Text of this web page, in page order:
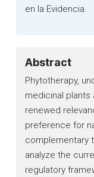
en la Evidencia.
Abstract
Phytotherapy,
medicinal plants
renewed
preference for
complementary
analyze the
regulatory